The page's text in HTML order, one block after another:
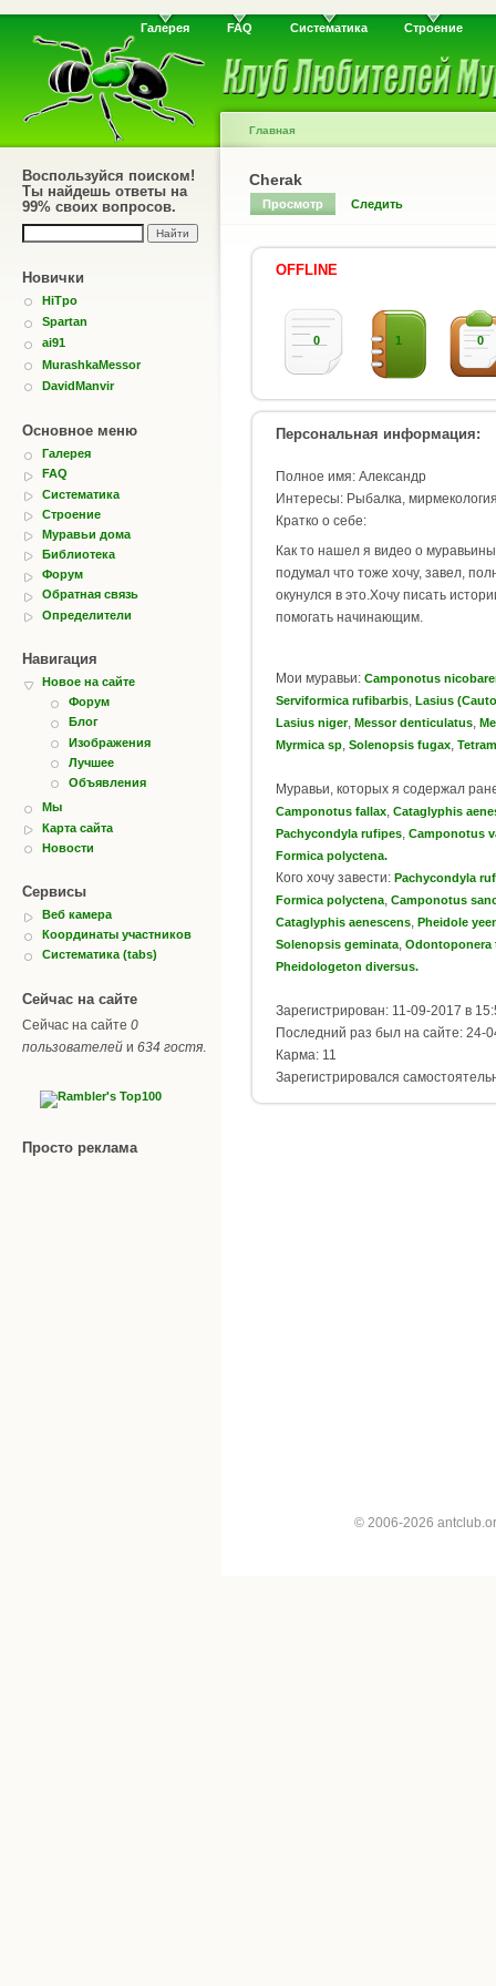
Галерея FAQ Систематика Строение
Воспользуйся поиском!
Ты найдешь ответы на
99% своих вопросов.
Новички
HiTpo
Spartan
ai91
MurashkaMessor
DavidManvir
Основное меню
Галерея
FAQ
Систематика
Строение
Муравьи дома
Библиотека
Форум
Обратная связь
Определители
Навигация
Новое на сайте
Форум
Блог
Изображения
Лучшее
Объявления
Мы
Карта сайта
Новости
Сервисы
Веб камера
Координаты участников
Систематика (tabs)
Сейчас на сайте
Сейчас на сайте 0
пользователей и 634 гостя.
Просто реклама
Главная
Cherak
Просмотр Следить
OFFLINE
0 1 0
Персональная информация:
Полное имя: Александр
Интересы: Рыбалка,
Кратко о себе:
Как то нашел я видео о
подумал что тоже хочу, завел,
окунулся в это.Хочу писать
помогать начинающим.
Мои муравьи: Camponotus
Serviformica rufibarbis Lasius
Lasius niger, Messor denticulatus
Myrmica sp Solenopsis fugax
Муравьи, которых я содержал
Camponotus fallax Cataglyphis
Pachycondyla rufipes Camponotus
Formica polyctena.
Кого хочу завести: Pachycondyla
Formica polyctena Camponotus
Cataglyphis aenescens Pheidole
Solenopsis geminata Odontoponera
Pheidologeton diversus.
Зарегистрирован: 11-09-2017 в
Последний раз был на сайте: 24-
Карма: 11
Зарегистрировался
© 2006-2026